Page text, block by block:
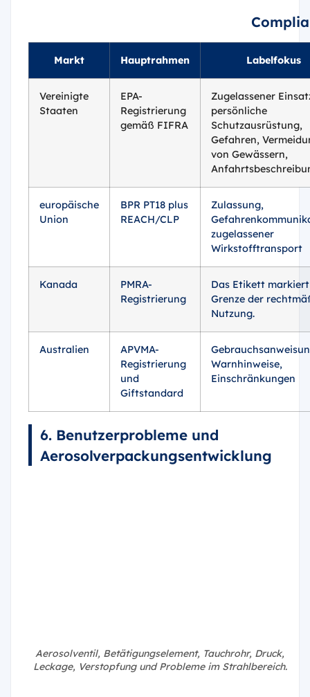
Markt Hauptrahmen Labelfokus
Vereinigte
Staaten
EPA-
Registrierung
gemäß FIFRA
Zugelassener
persönliche
Schutzausrüstung,
Gefahren,
von Gewässern,
europäische
Union
BPR PT18 plus
REACH/CLP
Zulassung,
zugelassener
Wirkstofftransport
Kanada
PMRA-
Registrierung
Das Etikett
Grenze der
Nutzung.
Australien
APVMA-
Registrierung
und
Giftstandard
Warnhinweise,
Einschränkungen
6. Benutzerprobleme und
Aerosolverpackungsentwicklung
Aerosolventil, Betätigungselement, Tauchrohr, Druck,
Leckage, Verstopfung und Probleme im Strahlbereich.